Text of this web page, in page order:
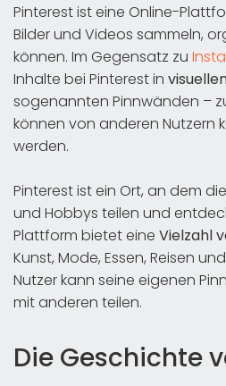
Pinterest ist eine Online-
Bilder und Videos sammeln,
können. Im Gegensatz zu
Inhalte bei Pinterest in
sogenannten Pinnwänden –
können von anderen Nutzern
werden.
Pinterest ist ein Ort, an dem
und Hobbys teilen und
Plattform bietet eine Vielzahl
Kunst, Mode, Essen, Reisen
Nutzer kann seine eigenen
mit anderen teilen.
Die Geschichte